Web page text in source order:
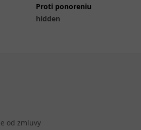
Proti ponoreniu
hidden
od zmluvy